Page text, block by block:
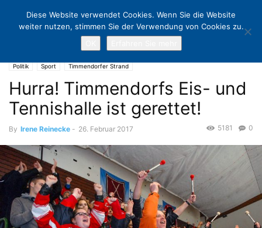
Politik Sport Timmendorfer Strand
Hurra! Timmendorfs Eis- und
Tennishalle ist gerettet!
By Irene Reinecke - 26. Februar 2017 0
5181
Diese Website verwendet Cookies. Wenn Sie die Website
weiter nutzen, stimmen Sie der Verwendung von Cookies zu.